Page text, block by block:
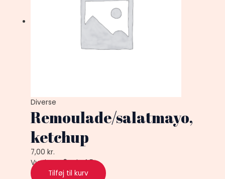
Diverse
Remoulade/salatmayo,
ketchup
7,00kr.
Vurderet0ud af 5
Tilføj til kurv